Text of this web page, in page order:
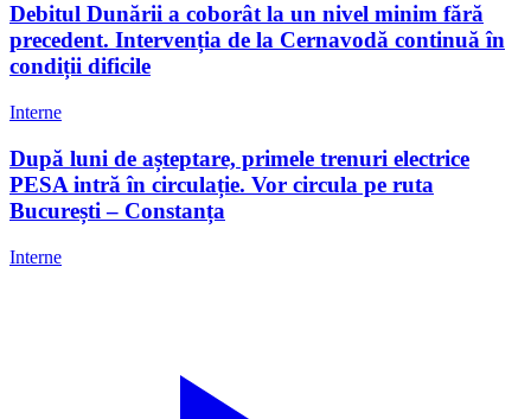
Debitul Dunării a coborât la un nivel minim fără
precedent. Intervenția de la Cernavodă continuă în
condiții dificile
Interne
După luni de așteptare, primele trenuri electrice
PESA intră în circulație. Vor circula pe ruta
București – Constanța
Interne